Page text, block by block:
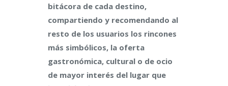
bitácora de cada destino,
compartiendo y recomendando al
resto de los usuarios los rincones
más simbólicos, la oferta
gastronómica, cultural o de ocio
de mayor interés del lugar que